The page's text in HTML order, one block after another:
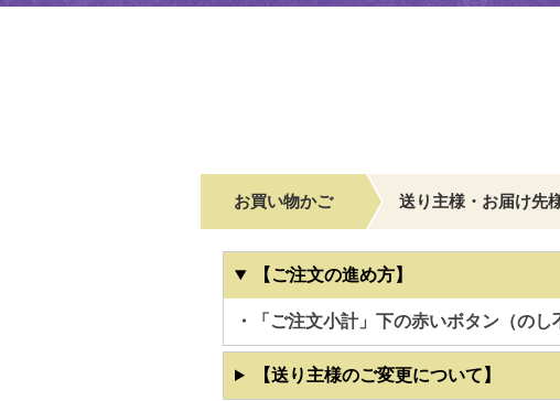
お買い物かご 送り主様・お届け先
【ご注文の進め方】
・「ご注文小計」下の赤いボタン（の
【送り主様のご変更について】